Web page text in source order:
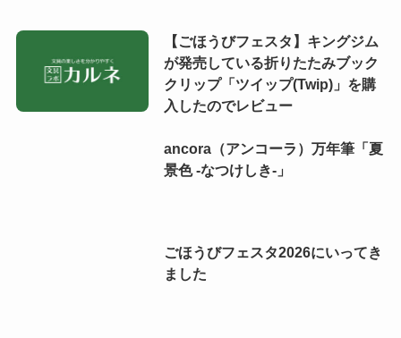
【ごほうびフェスタ】キングジム
が発売している折りたたみブック
クリップ「ツイップ(Twip)」を購
入したのでレビュー
ancora（アンコーラ）万年筆「夏
景色 -なつけしき-」
ごほうびフェスタ2026にいってき
ました